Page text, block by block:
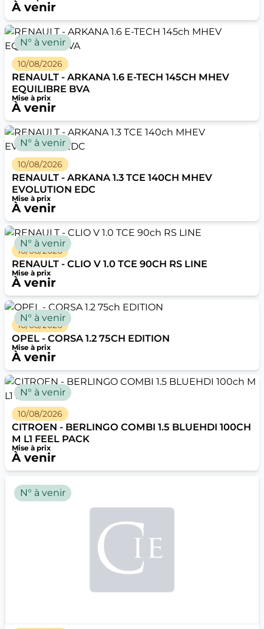
À venir
N° à venir
10/08/2026
RENAULT - ARKANA 1.6 E-TECH 145CH MHEV
EQUILIBRE BVA
Mise à prix
À venir
N° à venir
10/08/2026
RENAULT - ARKANA 1.3 TCE 140CH MHEV
EVOLUTION EDC
Mise à prix
À venir
N° à venir
10/08/2026
RENAULT - CLIO V 1.0 TCE 90CH RS LINE
Mise à prix
À venir
N° à venir
10/08/2026
OPEL - CORSA 1.2 75CH EDITION
Mise à prix
À venir
N° à venir
10/08/2026
CITROEN - BERLINGO COMBI 1.5 BLUEHDI 100CH
M L1 FEEL PACK
Mise à prix
À venir
N° à venir